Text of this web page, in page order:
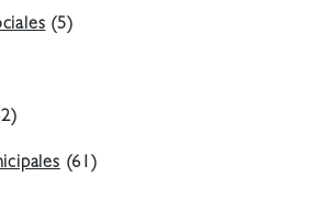
(5)
(61)